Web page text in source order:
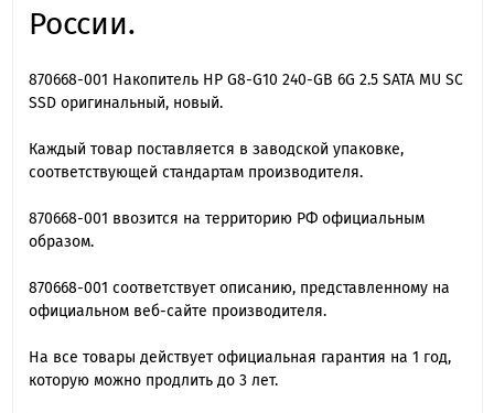
России.
870668-001 Накопитель HP G8-G10 240-GB 6G 2.5 SATA MU SC
SSD оригинальный, новый.
Каждый товар поставляется в заводской упаковке,
соответствующей стандартам производителя.
870668-001 ввозится на территорию РФ официальным
образом.
870668-001 cоответствует описанию, представленному на
официальном веб-сайте производителя.
На все товары действует официальная гарантия на 1 год,
которую можно продлить до 3 лет.